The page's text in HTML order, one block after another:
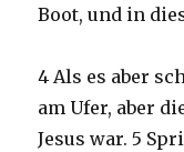
Boot, und in
4 Als es aber
am Ufer, aber
Jesus war. 5